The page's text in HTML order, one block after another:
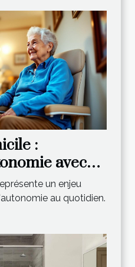
:
avec
adapté
un enjeu
au quotidien.